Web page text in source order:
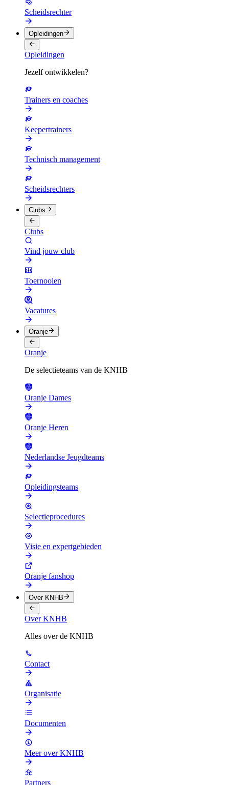
Scheidsrechter
Opleidingen
Opleidingen
Jezelf ontwikkelen?
Trainers en coaches
Keepertrainers
Technisch management
Scheidsrechters
Clubs
Clubs
Vind jouw club
Toernooien
Vacatures
Oranje
Oranje
De selectieteams van de KNHB
Oranje Dames
Oranje Heren
Nederlandse Jeugdteams
Opleidingsteams
Selectieprocedures
Visie en expertgebieden
Oranje fanshop
Over KNHB
Over KNHB
Alles over de KNHB
Contact
Organisatie
Documenten
Meer over KNHB
Partners